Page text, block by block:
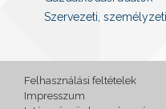
Szervezeti,
Felhasználási feltételek
Impresszum